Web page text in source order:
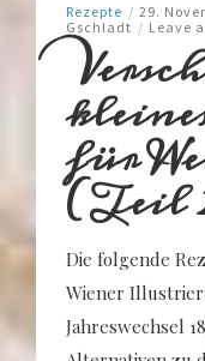
Rezepte / 29.
Gschladt / Leave
für
(Teil
Die folgende
Wiener
Jahreswechsel